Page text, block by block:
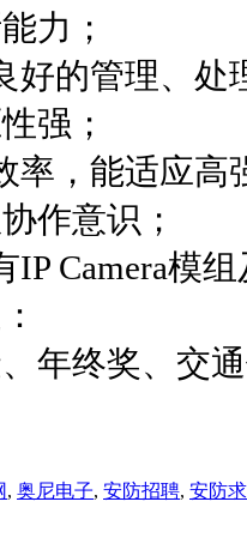
力；
好的管理、处
强；
率，能适应高
作意识；
IP Camera模
：
年终奖、交
, 奥尼电子, 安防招聘, 安防